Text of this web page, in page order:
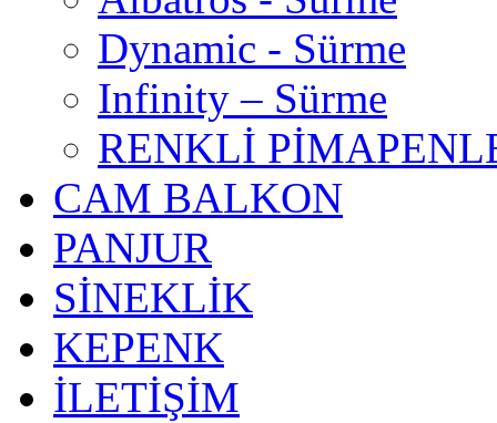
Dynamic - Sürme
Infinity – Sürme
RENKLİ
CAM BALKON
PANJUR
SİNEKLİK
KEPENK
İLETİŞİM